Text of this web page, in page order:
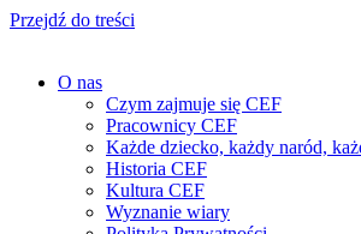
Przejdź do treści
O nas
Czym zajmuje się CEF
Pracownicy CEF
Każde dziecko, każdy naród,
Historia CEF
Kultura CEF
Wyznanie wiary